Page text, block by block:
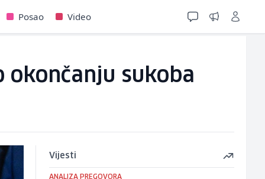
Posao Video
sukoba
Vijesti
ANALIZA PREGOVORA